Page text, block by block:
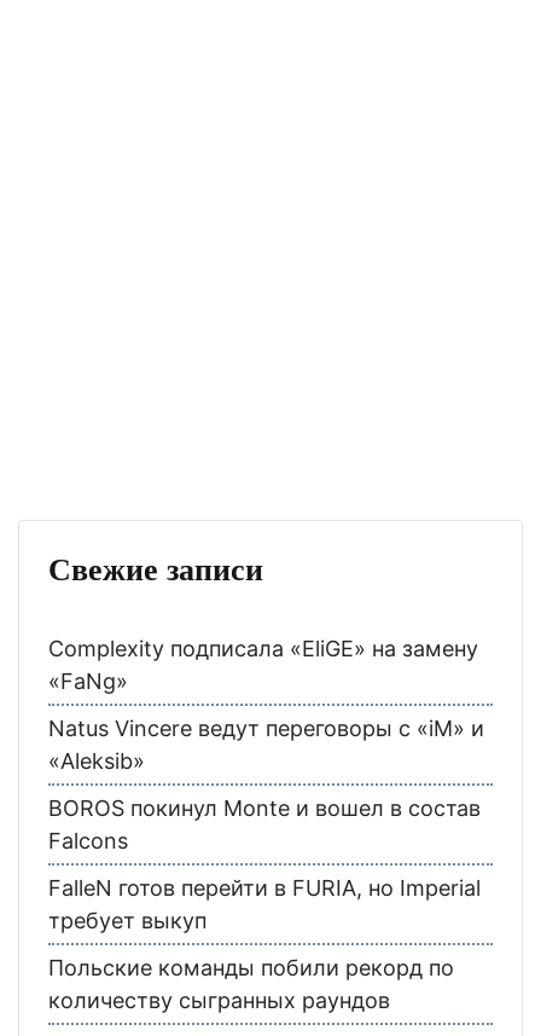
Свежие записи
Complexity подписала «EliGE» на замену
«FaNg»
Natus Vincere ведут переговоры с «iM» и
«Aleksib»
BOROS покинул Monte и вошел в состав
Falcons
FalleN готов перейти в FURIA, но Imperial
требует выкуп
Польские команды побили рекорд по
количеству сыгранных раундов